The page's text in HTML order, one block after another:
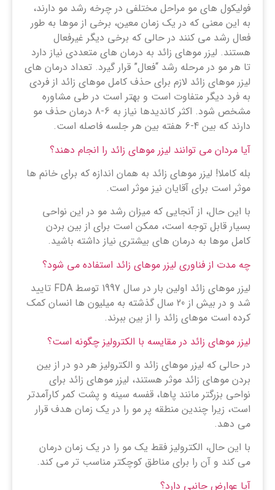
فولیکول های مو مراحل مختلفی در چرخه رشد مو دارند،
به این معنی که در یک زمان معین، برخی از موها به طور
فعال رشد می کنند در حالی که برخی دیگر غیرفعال
هستند. لیزر موهای زائد به درمان های متعددی نیاز دارد
تا هر مو در مرحله رشد “فعال” قرار گیرد. تعداد درمان های
لیزر موهای زائد لازم برای حذف کامل موهای زائد از فردی
به فرد دیگر متفاوت است و بهتر است در طی مشاوره
مشخص شود. اکثر کاندیدها نیاز به 6-8 درمان حذف مو
دارند که بین 4-6 هفته بین هر جلسه فاصله است.
آیا مردان می توانند لیزر موهای زائد را انجام دهند؟
بله کاملا! لیزر موهای زائد به همان اندازه که برای خانم ها
موثر است برای آقایان نیز موثر است.
با این حال، از آنجایی که میزان رشد مو در این نواحی
بسیار قابل توجه است، ممکن است برای از بین بردن
کامل موها به درمان های بیشتری نیاز داشته باشید.
چه مدت از فناوری لیزر موهای زائد استفاده می شود؟
لیزر موهای زائد اولین بار در سال 1997 توسط FDA تایید
شد و در بیش از 20 سال گذشته به میلیون ها انسان کمک
کرده است موهای زائد را از بین ببرند.
لیزر موهای زائد در مقایسه با الکترولیز چگونه است؟
در حالی که لیزر موهای زائد و الکترولیز هر دو در از بین
بردن موهای زائد موثر هستند، لیزر موهای زائد برای
نواحی بزرگتر مانند پاها، قفسه سینه و پشت کمر کارآمدتر
است، زیرا چندین منطقه پر مو را در یک زمان هدف قرار
می دهد.
با این حال، الکترولیز فقط یک مو را در یک زمان درمان
می کند و آن را برای مناطق کوچکتر مناسب تر می کند.
آیا عوارض جانبی دارد؟